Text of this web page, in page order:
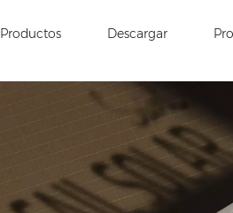
Productos Descargar